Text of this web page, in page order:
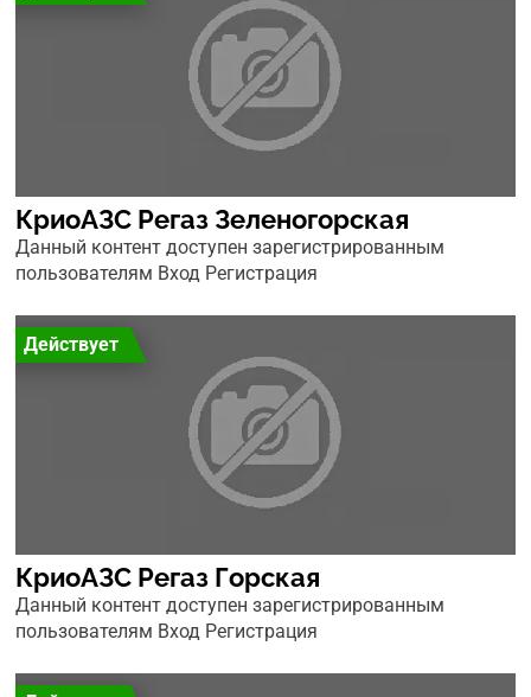
КриоАЗС Регаз Зеленогорская
Данный контент доступен зарегистрированным
пользователям Вход Регистрация
Действует
КриоАЗС Регаз Горская
Данный контент доступен зарегистрированным
пользователям Вход Регистрация